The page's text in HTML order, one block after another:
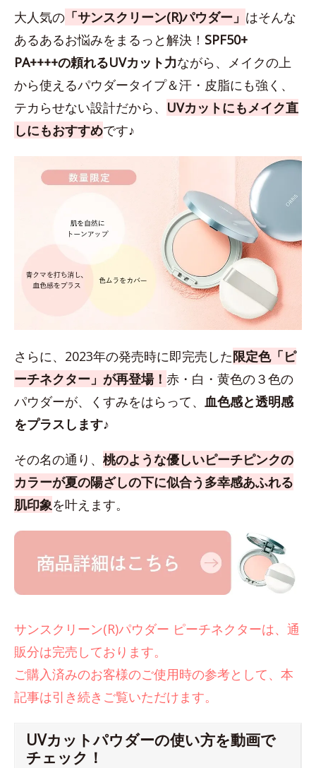
大人気の 「サンスクリーン(R)パウダー」 はそんな
あるあるお悩みをまるっと解決！ SPF50+
PA++++の頼れるUVカット力ながら、メイクの上
から使えるパウダータイプ＆汗・皮脂にも強く、
テカらせない設計だから、 UVカットにもメイク直
しにもおすすめです♪
さらに、2023年の発売時に即完売した限定色「ピ
ーチネクター」が再登場！ 赤・白・黄色の３色の
パウダーが、くすみをはらって、 血色感と透明感
をプラスします♪
その名の通り、 桃のような優しいピーチピンクの
カラーが夏の陽ざしの下に似合う多幸感あふれる
肌印象を叶えます。
サンスクリーン(R)パウダー ピーチネクターは、通
販分は完売しております。
ご購入済みのお客様のご使用時の参考として、本
記事は引き続きご覧いただけます。
UVカットパウダーの使い方を動画で
チェック！